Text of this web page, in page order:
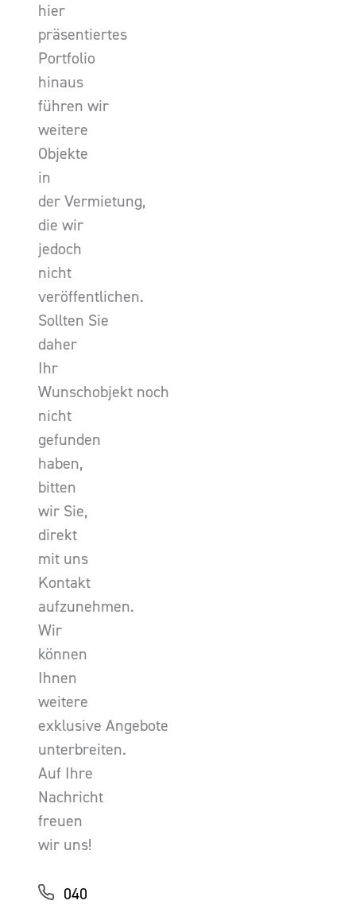
hier
präsentiertes
Portfolio
hinaus
führen wir
weitere
Objekte
in
der Vermietung,
die wir
jedoch
nicht
veröffentlichen.
Sollten Sie
daher
Ihr
Wunschobjekt noch
nicht
gefunden
haben,
bitten
wir Sie,
direkt
mit uns
Kontakt
aufzunehmen.
Wir
können
Ihnen
weitere
exklusive Angebote
unterbreiten.
Auf Ihre
Nachricht
freuen
wir uns!
040